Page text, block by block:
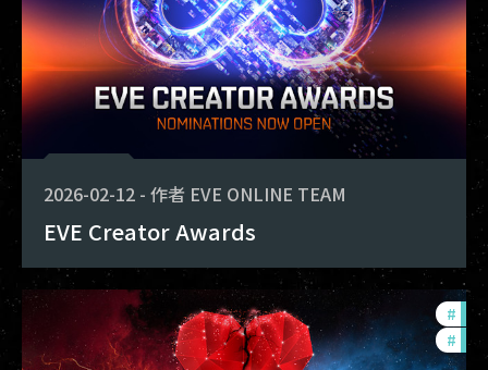
2026-02-12 - 作者 EVE ONLINE TEAM
EVE Creator Awards
# pvp
#